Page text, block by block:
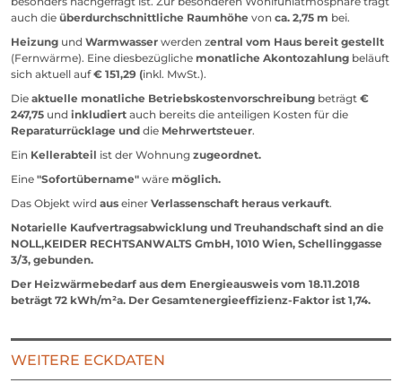
auch die überdurchschnittliche Raumhöhe von ca. 2,75 m bei.
Heizung und Warmwasser werden zentral vom Haus bereit gestellt
(Fernwärme). Eine diesbezügliche monatliche Akontozahlung beläuft
sich aktuell auf€ 151,29 (inkl. MwSt.).
Die aktuelle monatliche Betriebskostenvorschreibung beträgt €
247,75 und inkludiert auch bereits die anteiligen Kosten für die
Reparaturrücklage und die Mehrwertsteuer.
Ein Kellerabteil ist der Wohnung zugeordnet.
Eine "Sofortübername" wäre möglich.
Das Objekt wird aus einer Verlassenschaft heraus verkauft.
Notarielle Kaufvertragsabwicklung und Treuhandschaft sind an die
NOLL,KEIDER RECHTSANWALTS GmbH, 1010 Wien, Schellinggasse
3/3, gebunden.
Der Heizwärmebedarf aus dem Energieausweis vom 18.11.2018
beträgt 72 kWh/m²a. Der Gesamtenergieeffizienz-Faktor ist 1,74.
WEITERE ECKDATEN